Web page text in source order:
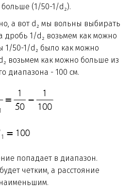
(1/50-1/d₂).
а вот d₂ мы вольны выбирать
дробь 1/d₂ возьмем как можно
1/50-1/d₂ было как можно
возьмем как можно больше из
диапазона - 100 см.
попадает в диапазон.
четким, а расстояние
наименьшим.